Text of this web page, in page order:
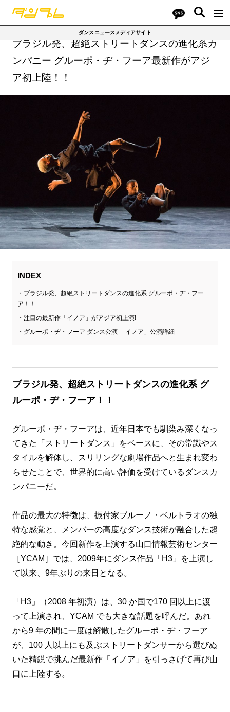
ダンスニュースメディアサイト
ブラジル発、超絶ストリートダンスの進化系カ
ンパニー グルーポ・ヂ・フーア最新作がアジ
ア初上陸！！
INDEX
ブラジル発、超絶ストリートダンスの進化系 グルーポ・ヂ・フー
ア！！
注目の最新作「イノア」がアジア初上演!
グルーポ・ヂ・フーア ダンス公演 「イノア」公演詳細
ブラジル発、超絶ストリートダンスの進化系 グ
ルーポ・ヂ・フーア！！
グルーポ・ヂ・フーアは、近年日本でも馴染み深くなっ
てきた「ストリートダンス」をベースに、その常識やス
タイルを解体し、スリリングな劇場作品へと生まれ変わ
らせたことで、世界的に高い評価を受けているダンスカ
ンパニーだ。
作品の最大の特徴は、振付家ブルーノ・ベルトラオの独
特な感覚と、メンバーの高度なダンス技術が融合した超
絶的な動き。今回新作を上演する山口情報芸術センター
［YCAM］では、2009年にダンス作品「H3」を上演し
て以来、9年ぶりの来日となる。
「H3」
（2008 年初演）は、30 か国で170 回以上に渡
って上演され、YCAM でも大きな話題を呼んだ。 あれ
から9 年の間に一度は解散したグルーポ・ヂ・フーア
が、100 人以上にも及ぶストリートダンサーから選びぬ
いた精鋭で挑んだ最新作「イノア」を引っさげて再び山
口に上陸する。